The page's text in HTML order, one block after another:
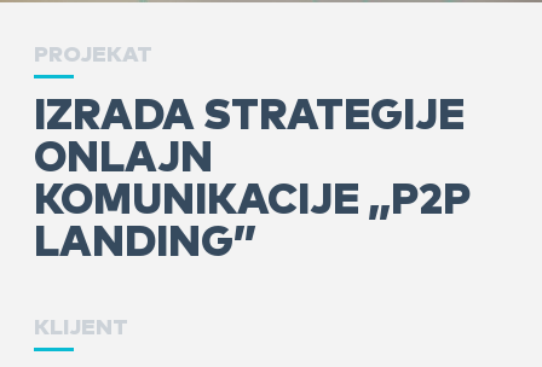
PROJEKAT
IZRADA STRATEGIJE
ONLAJN
KOMUNIKACIJE­ „P2P
LANDING”
KLIJENT